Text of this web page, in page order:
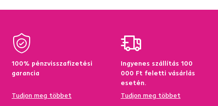
100% pénzvisszafizetési
garancia
Tudjon meg többet
Ingyenes szállítás 100
000 Ft feletti vásárlás
esetén.
Tudjon meg többet